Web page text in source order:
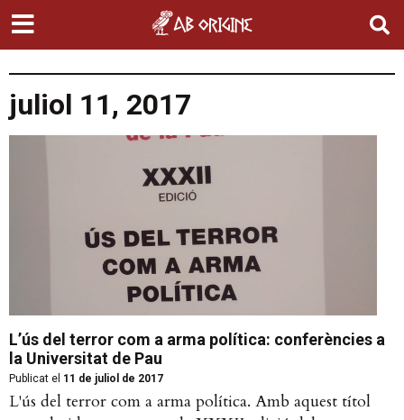
juliol 11, 2017
L’ús del terror com a arma política: conferències a
la Universitat de Pau
Publicat el 11 de juliol de 2017
L'ús del terror com a arma política. Amb aquest títol